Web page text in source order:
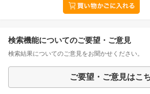
検索機能についてのご要望・ご意見
検索結果についてのご意見をお聞かせください。
ご要望・ご意見はこ